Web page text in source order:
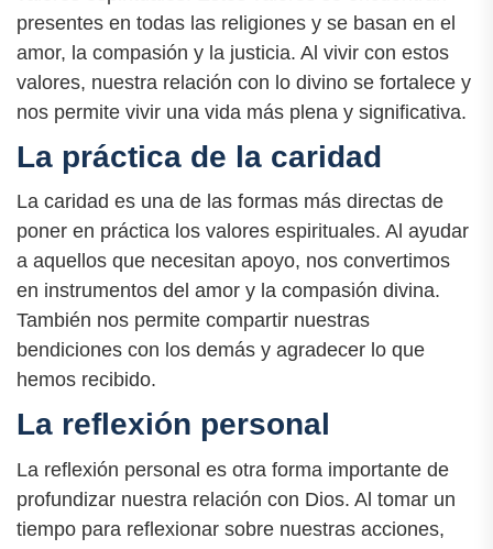
presentes en todas las religiones y se basan en el
amor, la compasión y la justicia. Al vivir con estos
valores, nuestra relación con lo divino se fortalece y
nos permite vivir una vida más plena y significativa.
La práctica de la caridad
La caridad es una de las formas más directas de
poner en práctica los valores espirituales. Al ayudar
a aquellos que necesitan apoyo, nos convertimos
en instrumentos del amor y la compasión divina.
También nos permite compartir nuestras
bendiciones con los demás y agradecer lo que
hemos recibido.
La reflexión personal
La reflexión personal es otra forma importante de
profundizar nuestra relación con Dios. Al tomar un
tiempo para reflexionar sobre nuestras acciones,